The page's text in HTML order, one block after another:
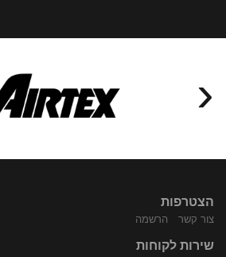
‹
הצטרפות
צור קשר הרשמה
שירות לקוחות